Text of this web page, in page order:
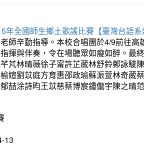
年全國師生鄉土歌謠比賽【臺灣台語
師辛勤指導。本校合唱團於4/9前往
揮與伴奏，令在場聽眾如癡如醉。最
芃林晴薇徐子甯許芷葳林舒鈴鄭詠駿
媗劉苡庭方育惠邵政瑜蘇浱萱林奇葳
喆涂詩昀王苡慈蔡博宸鍾儱宇陳之晴
13